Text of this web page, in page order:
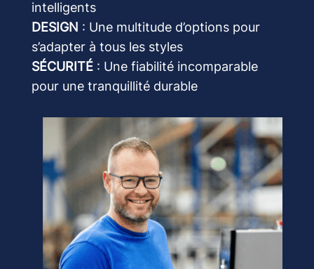
intelligents
DESIGN : Une multitude d’options pour
s’adapter à tous les styles
SÉCURITÉ: Une fiabilité incomparable
pour une tranquillité durable